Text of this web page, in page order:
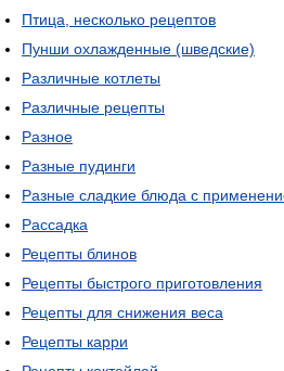
Птица, несколько рецептов
Пунши охлажденные (шведские)
Различные котлеты
Различные рецепты
Разное
Разные пудинги
Разные сладкие блюда с
Рассадка
Рецепты блинов
Рецепты быстрого приготовления
Рецепты для снижения веса
Рецепты карри